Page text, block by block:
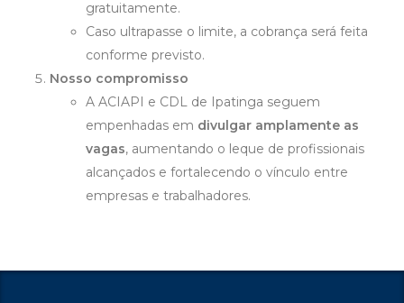
gratuitamente.
Caso ultrapasse o limite, a cobrança será feita
conforme previsto.
Nosso compromisso
A ACIAPI e CDL de Ipatinga seguem
empenhadas em divulgar amplamente as
vagas, aumentando o leque de profissionais
alcançados e fortalecendo o vínculo entre
empresas e trabalhadores.